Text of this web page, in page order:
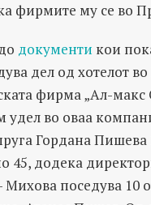
фирмите му се во
документи кои
дел од хотелот во
фирма „Ал-
удел во оваа
Гордана
45, додека
поседува 10